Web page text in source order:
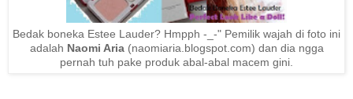
Bedak boneka Estee Lauder? Hmpph -_-" Pemilik wajah di foto ini
adalah Naomi Aria(naomiaria.blogspot.com) dan dia ngga
pernah tuh pake produk abal-abal macem gini.